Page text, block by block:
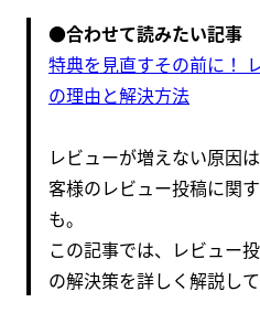
●合わせて読みたい記事
特典を見直すその前に！
の理由と解決方法
レビューが増えない原因
客様のレビュー投稿に関
も。
この記事では、レビュー
の解決策を詳しく解説し